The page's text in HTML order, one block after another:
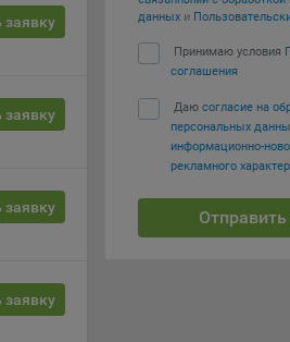
заявку
заявку
заявку
заявку
данных и
Принимаю условия
соглашения
Даю согласие на
персональных
информационно-
рекламного
Отправить